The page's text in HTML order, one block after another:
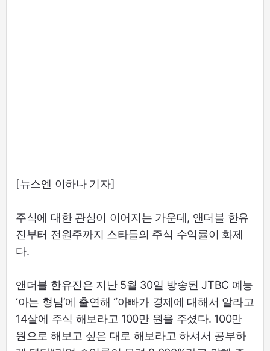
[뉴스엔 이하나 기자]
주식에 대한 관심이 이어지는 가운데, 앤더블 한유
진부터 전원주까지 스타들의 주식 수익률이 화제
다.
앤더블 한유진은 지난 5월 30일 방송된 JTBC 예능
‘아는 형님’에 출연해 “아빠가 경제에 대해서 알라고
14살에 주식 해보라고 100만 원을 주셨다. 100만
원으로 해보고 싶은 대로 해보라고 하셔서 공부하